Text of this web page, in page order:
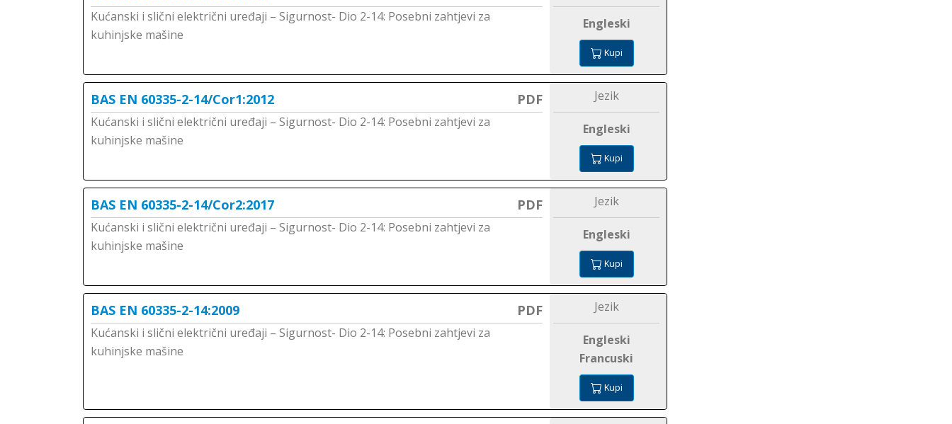
Kućanski i slični električni uređaji – Sigurnost- Dio 2-14: Posebni zahtjevi za
kuhinjske mašine
Engleski
Kupi
BAS EN 60335-2-14/Cor1:2012 PDF
Kućanski i slični električni uređaji – Sigurnost- Dio 2-14: Posebni zahtjevi za
kuhinjske mašine
Jezik
Engleski
Kupi
BAS EN 60335-2-14/Cor2:2017 PDF
Kućanski i slični električni uređaji – Sigurnost- Dio 2-14: Posebni zahtjevi za
kuhinjske mašine
Jezik
Engleski
Kupi
BAS EN 60335-2-14:2009 PDF
Kućanski i slični električni uređaji – Sigurnost- Dio 2-14: Posebni zahtjevi za
kuhinjske mašine
Jezik
Engleski
Francuski
Kupi